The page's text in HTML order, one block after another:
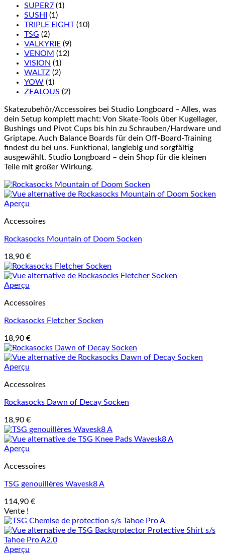
SUPER7 (1)
SUSHI
(1)
TRIPLE EIGHT (10)
TSG (2)
VALKYRIE (9)
VENOM (12)
VISION (1)
WALTZ (2)
YOW (1)
ZEALOUS (2)
Skatezubehör/Accessoires bei Studio Longboard – Alles, was
dein Setup komplett macht: Von Skate-Tools über Kugellager,
Bushings und Pivot Cups bis hin zu Schrauben/Hardware und
Griptape. Auch Balance Boards für dein Off-Board-Training
findest du bei uns. Funktional, langlebig und sorgfältig
ausgewählt. Studio Longboard – dein Shop für die kleinen
Teile mit großer Wirkung.
Aperçu
Accessoires
Rockasocks Mountain of Doom Socken
18,90 €
Aperçu
Accessoires
Rockasocks Fletcher Socken
18,90 €
Aperçu
Accessoires
Rockasocks Dawn of Decay Socken
18,90 €
Aperçu
Accessoires
TSG genouillères Wavesk8 A
114,90 €
Vente !
Aperçu